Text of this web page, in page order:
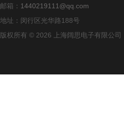
邮箱： 1440219111@qq.com
地址：闵行区光华路188号
版权所有 © 2026 上海阔思电子有限公司